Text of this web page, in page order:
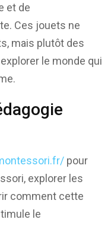
et de
Ces jouets ne
mais plutôt des
le monde qui
pour
explorer les
comment cette
le